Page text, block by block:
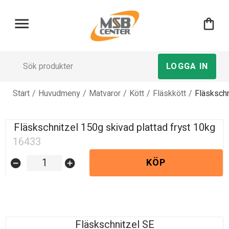
menu shopping_bag
LOGGA IN
Start / Huvudmeny / Matvaror / Kött / Fläskkött /
Fläskschnitzel 150g skivad plattad fryst 10kg
16433
remove_circle add_circle KÖP
Fläskschnitzel SE